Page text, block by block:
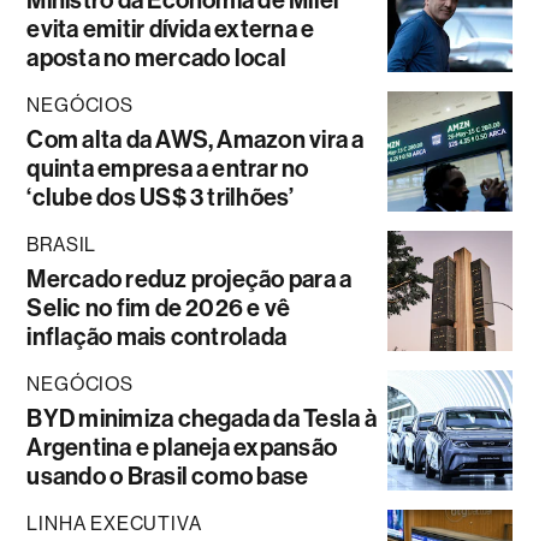
evita emitir dívida externa e
aposta no mercado local
NEGÓCIOS
Com alta da AWS, Amazon vira a
quinta empresa a entrar no
‘clube dos US$ 3 trilhões’
BRASIL
Mercado reduz projeção para a
Selic no fim de 2026 e vê
inflação mais controlada
NEGÓCIOS
BYD minimiza chegada da Tesla à
Argentina e planeja expansão
usando o Brasil como base
LINHA EXECUTIVA